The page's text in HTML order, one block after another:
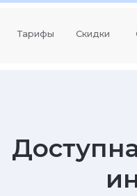
Скидки
Тарифы
Доступная